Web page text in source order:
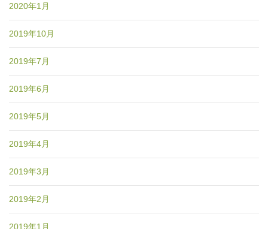
2020年1月
2019年10月
2019年7月
2019年6月
2019年5月
2019年4月
2019年3月
2019年2月
2019年1月